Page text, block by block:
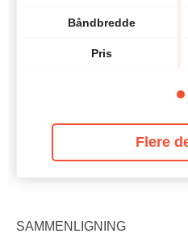
Båndbredde
Pris
Flere
SAMMENLIGNING